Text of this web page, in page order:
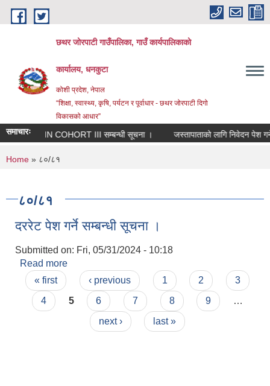
Skip to main content
छथर जोरपाटी गाउँपालिका, गाउँ कार्यपालिकाको
कार्यालय, धनकुटा
कोशी प्रदेश, नेपाल
“शिक्षा, स्वास्थ्य, कृषि, पर्यटन र पूर्वाधार - छथर जोरपाटी दिगो
विकासको आधार”
समाचारः RIN COHORT III सम्बन्धी सूचना । जस्तापाताको लागि निवेदन पेश
You are here
Home » ८०/८१
८०/८१
दररेट पेश गर्ने सम्बन्धी सूचना ।
Submitted on: Fri, 05/31/2024 - 10:18
Read more
Pages
« first ‹ previous 1 2
3
4
5 6 7 8 9
…
next ›
last »